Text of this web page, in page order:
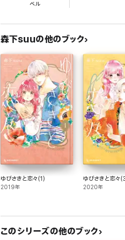
ベル
森下suuの他のブック
ゆびさきと恋々(1)
2019年
ゆびさきと恋々
2020年
このシリーズの他のブック